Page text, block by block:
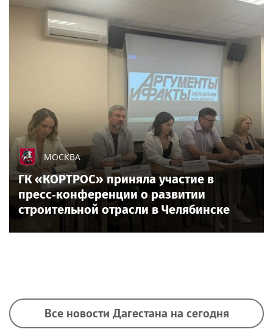
МОСКВА
ГК «КОРТРОС» приняла участие в
пресс‑конференции о развитии
строительной отрасли в Челябинске
Все новости Дагестана на сегодня